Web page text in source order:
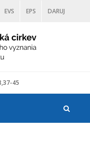
EVS EPS DARUJ
45